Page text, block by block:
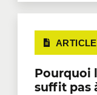
ARTICLE
Pourquoi
suffit pas